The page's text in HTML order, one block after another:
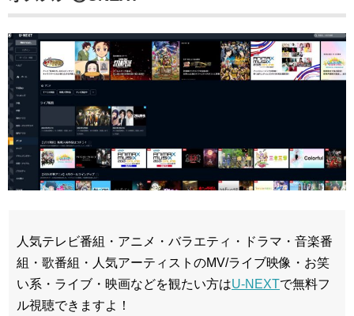
人気テレビ番組・アニメ・バラエティ・ドラマ・音楽番
組・歌番組・人気アーティストのMV/ライブ映像・お笑
い系・ライブ・映画などを観たい方はU-NEXTで無料フ
ル視聴できますよ！